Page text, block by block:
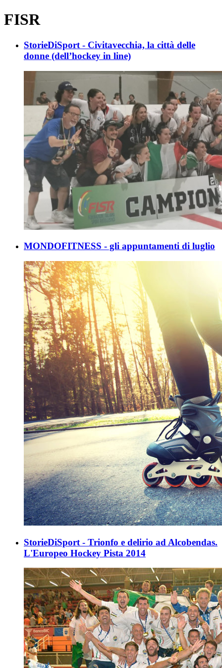
FISR
StorieDiSport - Civitavecchia, la città delle
donne (dell’hockey in line)
MONDOFITNESS - gli appuntamenti di luglio
StorieDiSport - Trionfo e delirio ad Alcobendas.
L'Europeo Hockey Pista 2014